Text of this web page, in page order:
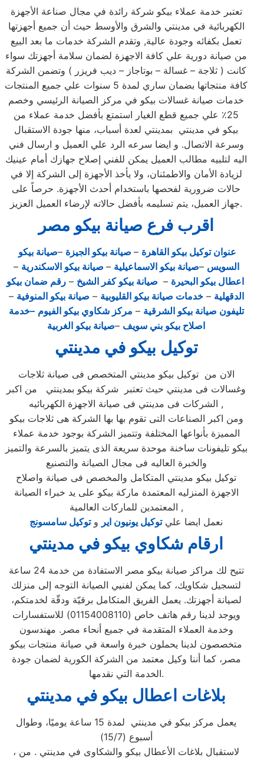
تعتبر خدمة عملاء بيكو شركة رائدة في مجال صناعة الأجهزة
الكهربائية في مدينتي والشرق والأوسط حيث أن جميع أجهزتها
تعمل بكفائه وجودة عالية, وتقدم الشركة خدمات ما بعد البيع
من صيانة دورية علي كافة الاجهزة لضمان سلامة أجهزتك سواء
كانت ( ثلاجة – غسالة – بوتاجاز – ديب فريزر ) وتضمن الشركة
كافة منتجاتها بضمان ساري لمدة 5 سنوات علي جميع المنتجات
خدمات صيانة غسالات بيكو في مركز الصيانة الرئيسي وخصم
25٪ علي جميع قطع الغيار استمتع بأفضل خدمة عملاء من
بيكو في مدينتي بمدينتي لعدة أسباب، منها جودة الاستقبال
وسرعة الاتصال. و ايضا سرعه الرد علي العميل و ارسال فني
اليه لتلبيه مطالب العميل يمكن للفني إصلاح جهازك أمام عينيك
لزيادة الأمان والاطمئنان، ولا يأخذ الأجهزة إلى الشركة إلا في
حالات ضرورية لفحصها باستخدام أحدث الأجهزة. حرصاً على
جهاز العميل، يتم تسليمه بأفضل حالاته لإرضاء العميل العزيز.
اقرب فرع صيانة بيكو مصر
عنوان توكيل بيكو القاهرة – صيانة بيكو الجيزة –صيانة بيكو
السويس –صيانة بيكو الاسماعيلية – صيانة بيكو الاسكندرية –
اعطال بيكو البحيرة – صيانة بيكو كفر الشيخ –رقم ضمان بيكو
الدقهلية –خدمات صيانة بيكو القليوبية – صيانة بيكو المنوفية –
تليفون صيانة بيكو الشرقية – مركز شكاوي بيكو الفيوم –خدمة
اصلاح بيكو بني سويف –صيانة بيكو الغربية
توكيل بيكو في مدينتي
الان من توكيل بيكو مدينتي المتخصص فى صيانة ثلاجات
وغسالات فى مدينتي حيث تعتبر شركة بيكو بمدينتي من اكبر
الشركات فى مدينتي فى صيانة الاجهزة الكهربائيه ,
ومن اكبر الصناعات التى تقوم بها بها الشركة هى ثلاجات بيكو
المميزة بأنواعها المختلفة وتتميز الشركة بوجود خدمة عملاء
بيكو تليفونات ساخنة موحدة سريعة الذى يتميز بالسرعة والتميز
والخبرة العاليه فى مجال الصيانة والتصنيع
توكيل بيكو مدينتي المتكامل والمخصص فى صيانة واصلاح
الاجهزة المنزليه المعتمدة ماركة بيكو على يد خبراء الصيانة
المعتمدين للماركات العالمية ,
نعمل ايضا عليتوكيل يونيون اير وتوكيل سامسونج
ارقام شكاوي بيكو في مدينتي
تتيح لك مراكز صيانة بيكو مصر الاستفادة من خدمة 24 ساعة
لتسجيل شكاويك، كما يمكن لفنيي الصيانة التوجه إلى منزلك
لصيانة أجهزتك. يعمل الفريق المتكامل برقيّة ودقّة لخدمتكم،
ويوجد لدينا رقم هاتف خاص (01154008110) للاستفسارات
وخدمة العملاء المتقدمة في جميع أنحاء مصر. مهندسون
متخصصون لدينا يحملون خبرة واسعة في صيانة منتجات بيكو
مصر، كما أننا وكيل معتمد من الشركة الكورية لضمان جودة
الخدمة التي نقدمها.
بلاغات اعطال بيكو في مدينتي
يعمل مركز بيكو في مدينتي لمدة 15 ساعة يوميًا، وطوال
أسبوع (15/7)
، لاستقبال بلاغات الأعطال بيكو والشكاوى في مدينتي . من